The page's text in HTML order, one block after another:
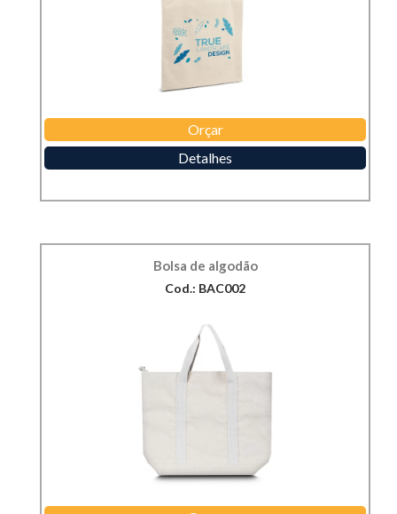
Orçar
Detalhes
Bolsa de algodão
Cod.: BAC002